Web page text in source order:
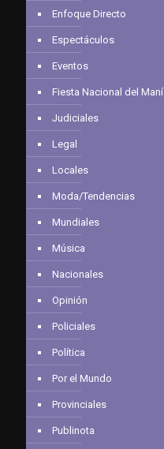
Enfoque Directo
Espectáculos
Eventos
Fiesta Nacional del Maní
Judiciales
Legal
Locales
Moda/Tendencias
Mundiales
Música
Nacionales
Opinión
Policiales
Política
Por el Mundo
Provinciales
Publinota